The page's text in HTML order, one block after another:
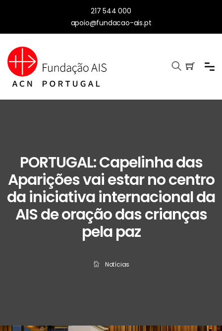
217 544 000
apoio@fundacao-ais.pt
PORTUGAL: Capelinha das
Aparições vai estar no centro
da iniciativa internacional da
AIS de oração das crianças
pela paz
Notícias